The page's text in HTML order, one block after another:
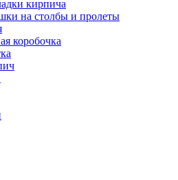
кирпича
на столбы и пролеты
коробочка